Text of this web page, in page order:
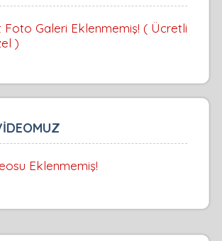
Foto Galeri Eklenmemiş! ( Ücretli
)
Eklenmemiş!